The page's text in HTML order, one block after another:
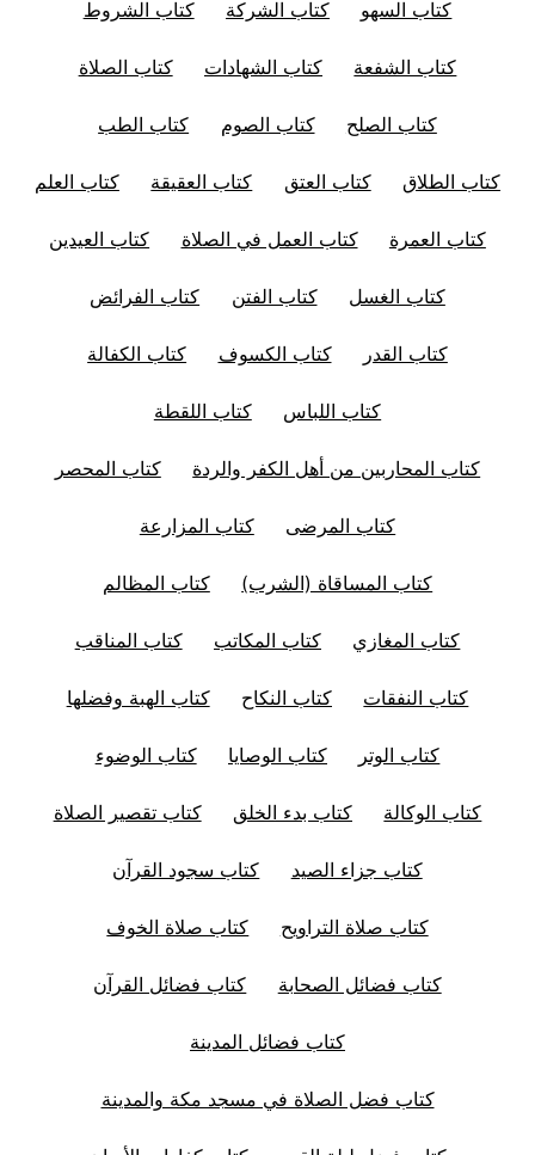
كتاب السهو كتاب الشركة كتاب الشروط
كتاب الشفعة كتاب الشهادات كتاب الصلاة
كتاب الصلح كتاب الصوم كتاب الطب
كتاب الطلاق كتاب العتق كتاب العقيقة كتاب العلم
كتاب العمرة كتاب العمل في الصلاة كتاب العيدين
كتاب الغسل كتاب الفتن كتاب الفرائض
كتاب القدر كتاب الكسوف كتاب الكفالة
كتاب اللباس كتاب اللقطة
كتاب المحاربين من أهل الكفر والردة كتاب المحصر
كتاب المرضى كتاب المزارعة
كتاب المساقاة (الشرب) كتاب المظالم
كتاب المغازي كتاب المكاتب كتاب المناقب
كتاب النفقات كتاب النكاح كتاب الهبة وفضلها
كتاب الوتر كتاب الوصايا كتاب الوضوء
كتاب الوكالة كتاب بدء الخلق كتاب تقصير الصلاة
كتاب جزاء الصيد كتاب سجود القرآن
كتاب صلاة التراويح كتاب صلاة الخوف
كتاب فضائل الصحابة كتاب فضائل القرآن
كتاب فضائل المدينة
كتاب فضل الصلاة في مسجد مكة والمدينة